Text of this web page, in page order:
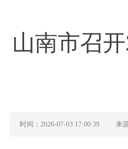
山南市召
时间：2026-07-03 17:00:39 来